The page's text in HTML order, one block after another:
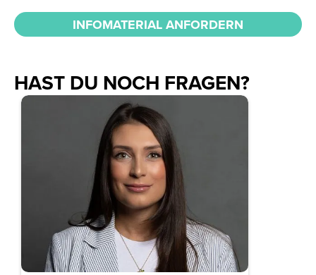
HAST DU NOCH FRAGEN?